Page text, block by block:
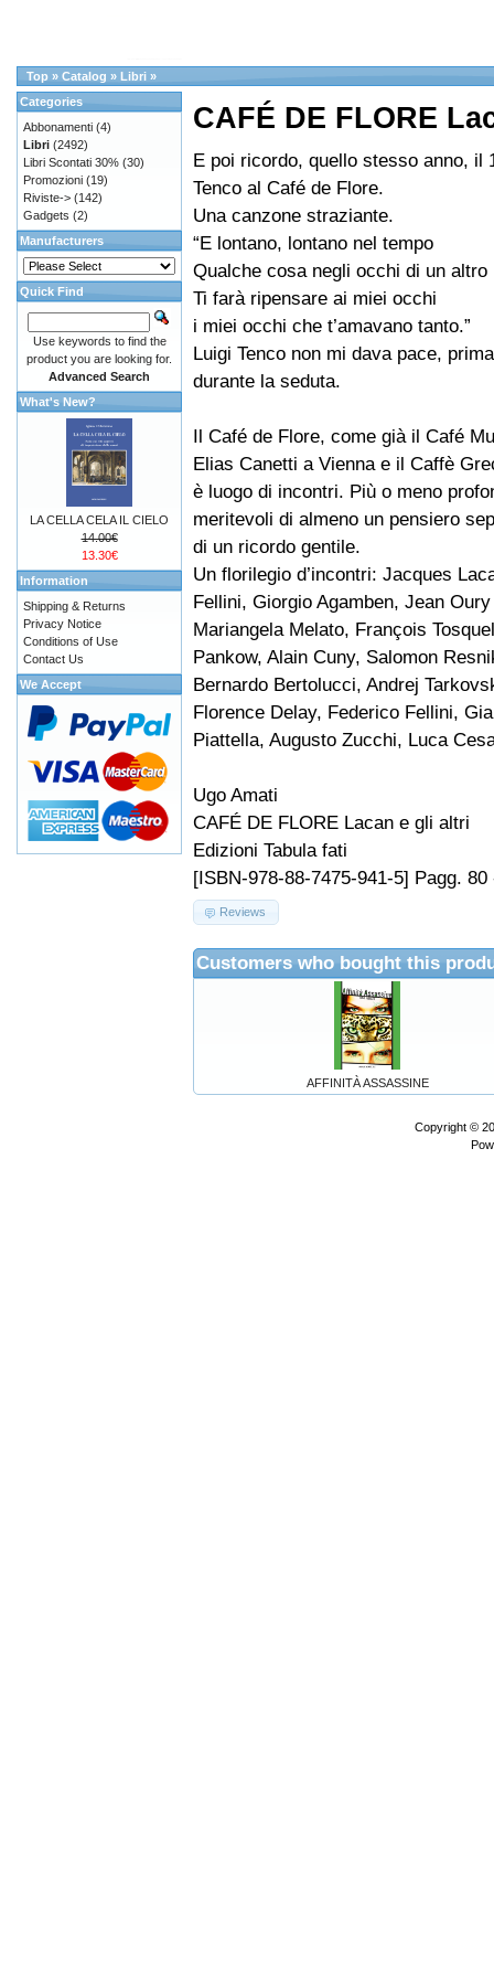
Top » Catalog » Libri »
CAFÉ DE FLORE
E poi ricordo, quello stesso anno, il
Tenco al Café de Flore.
Una canzone straziante.
“E lontano, lontano nel tempo
Qualche cosa negli occhi di un altro
Ti farà ripensare ai miei occhi
i miei occhi che t’amavano tanto.”
Luigi Tenco non mi dava pace,
durante la seduta.
Il Café de Flore, come già il Café
Elias Canetti a Vienna e il Caffè
è luogo di incontri. Più o meno
meritevoli di almeno un pensiero
di un ricordo gentile.
Un florilegio d’incontri: Jacques
Fellini, Giorgio Agamben, Jean
Mariangela Melato, François
Pankow, Alain Cuny, Salomon
Bernardo Bertolucci, Andrej
Florence Delay, Federico Fellini,
Piattella, Augusto Zucchi, Luca
Ugo Amati
CAFÉ DE FLORE Lacan e gli altri
Edizioni Tabula fati
[ISBN-978-88-7475-941-5] Pagg.
Reviews
Customers who bought this
AFFINITÀ ASSASSINE
Categories
Abbonamenti (4)
Libri (2492)
Libri Scontati 30% (30)
Promozioni (19)
Riviste-> (142)
Gadgets (2)
Manufacturers
Quick Find
Use keywords to find the
product you are looking for.
Advanced Search
What's New?
LA CELLA CELA IL CIELO
14.00€
13.30€
Information
Shipping & Returns
Privacy Notice
Conditions of Use
Contact Us
We Accept
Copyright ©